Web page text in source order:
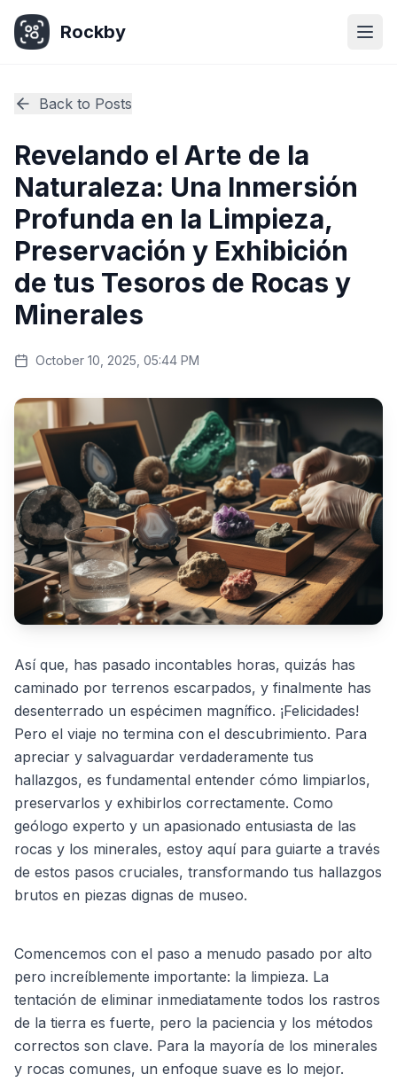
Rockby
Back to Posts
Revelando el Arte de la
Naturaleza: Una Inmersión
Profunda en la Limpieza,
Preservación y Exhibición
de tus Tesoros de Rocas y
Minerales
October 10, 2025, 05:44 PM
Así que, has pasado incontables horas, quizás has
caminado por terrenos escarpados, y finalmente has
desenterrado un espécimen magnífico. ¡Felicidades!
Pero el viaje no termina con el descubrimiento. Para
apreciar y salvaguardar verdaderamente tus
hallazgos, es fundamental entender cómo limpiarlos,
preservarlos y exhibirlos correctamente. Como
geólogo experto y un apasionado entusiasta de las
rocas y los minerales, estoy aquí para guiarte a través
de estos pasos cruciales, transformando tus hallazgos
brutos en piezas dignas de museo.
Comencemos con el paso a menudo pasado por alto
pero increíblemente importante: la limpieza. La
tentación de eliminar inmediatamente todos los rastros
de la tierra es fuerte, pero la paciencia y los métodos
correctos son clave. Para la mayoría de los minerales
y rocas comunes, un enfoque suave es lo mejor.